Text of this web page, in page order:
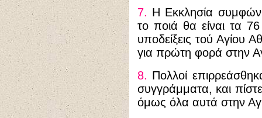
7. Η Εκκλησία
το ποιά θα είναι τα
υποδείξεις τού Αγίου
για πρώτη φορά στην
8. Πολλοί
συγγράμματα, και
όμως όλα αυτά στην